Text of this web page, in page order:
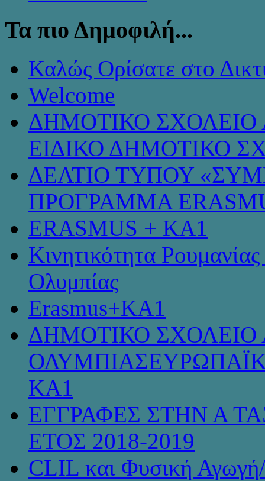
Τα πιο Δημοφιλή...
Καλώς Ορίσατε στο
Welcome
ΔΗΜΟΤΙΚΟ ΣΧΟΛΕΙΟ
ΕΙΔΙΚΟ ΔΗΜΟΤΙΚΟ
ΔΕΛΤΙΟ ΤΥΠΟΥ
ΠΡΟΓΡΑΜΜΑ
ERASMUS + KA1
Κινητικότητα
Ολυμπίας
Erasmus+KA1
ΔΗΜΟΤΙΚΟ ΣΧΟΛΕΙΟ
KA1
ΕΓΓΡΑΦΕΣ ΣΤΗΝ Α
ΕΤΟΣ 2018-2019
CLIL και Φυσική